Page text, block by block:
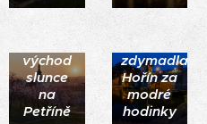
východ
slunce
na
Petříně
zdymadla
Hořín za
modré
hodinky